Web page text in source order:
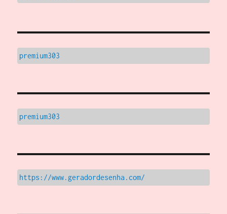
premium303
premium303
https://www.geradordesenha.com/